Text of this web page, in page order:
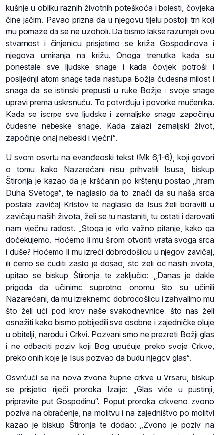
kušnje u obliku raznih životnih poteškoća i bolesti, čovjeka
čine jačim. Pavao prizna da u njegovu tijelu postoji trn koji
mu pomaže da se ne uzoholi. Da bismo lakše razumjeli ovu
stvarnost i činjenicu prisjetimo se križa Gospodinova i
njegova umiranja na križu. Onoga trenutka kada su
ponestale sve ljudske snage i kada čovjek potroši i
posljednji atom snage tada nastupa Božja čudesna milost i
snaga da se istinski prepusti u ruke Božje i svoje snage
upravi prema uskrsnuću. To potvrđuju i povorke mučenika.
Kada se iscrpe sve ljudske i zemaljske snage započinju
čudesne nebeske snage. Kada zalazi zemaljski život,
započinje onaj nebeski i vječni“.
U svom osvrtu na evanđeoski tekst (Mk 6,1-6), koji govori
o tomu kako Nazarećani nisu prihvatili Isusa, biskup
Štironja je kazao da je kršćanin po krštenju postao „hram
Duha Svetoga“, te naglasio da to znači da su naša srca
postala zavičaj Kristov te naglasio da Isus želi boraviti u
zavičaju naših života, želi se tu nastaniti, tu ostati i darovati
nam vječnu radost. „Stoga je vrlo važno pitanje, kako ga
dočekujemo. Hoćemo li mu širom otvoriti vrata svoga srca
i duše? Hoćemo li mu izreći dobrodošlicu u njegov zavičaj,
ili ćemo se čuditi zašto je došao, što želi od naših života,
upitao se biskup Štironja te zaključio: „Danas je dakle
prigoda da učinimo suprotno onomu što su učinili
Nazarećani, da mu izreknemo dobrodošlicu i zahvalimo mu
što želi ući pod krov naše svakodnevnice, što nas želi
osnažiti kako bismo pobijedili sve osobne i zajedničke oluje
u obitelji, narodu i Crkvi. Pozvani smo ne prezreti Božji glas
i ne odbaciti poziv koji Bog upućuje preko svoje Crkve,
preko onih koje je Isus pozvao da budu njegov glas“.
Osvrćući se na nova zvona župne crkve u Vrsaru, biskup
se prisjetio riječi proroka Izaije: „Glas viče u pustinji,
pripravite put Gospodinu“. Poput proroka crkveno zvono
poziva na obraćenje, na molitvu i na zajedništvo po molitvi
kazao je biskup Štironja te dodao: „Zvono je poziv na